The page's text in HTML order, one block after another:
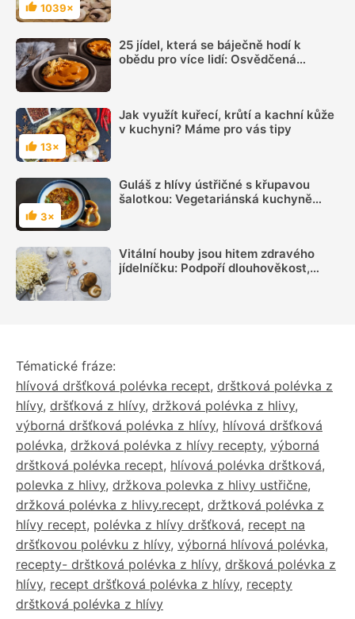
Hodnocení
1039×
25 jídel, která se báječně hodí k
obědu pro více lidí: Osvědčená
Hodnocení
13×
Jak využít kuřecí, krůtí a kachní kůže
v kuchyni? Máme pro vás tipy
Hodnocení
3×
Guláš z hlívy ústřičné s křupavou
šalotkou: Vegetariánská kuchyně
Vitální houby jsou hitem zdravého
jídelníčku: Podpoří dlouhověkost,
Tématické fráze:
hlívová dršťková polévka recept, drštková polévka z
hlívy, dršťková z hlívy, držková polévka z hlivy,
výborná dršťková polévka z hlívy, hlívová dršťková
polévka, držková polévka z hlívy recepty, výborná
drštková polévka recept, hlívová polévka drštková,
polevka z hlivy, držkova polevka z hlivy ustřične,
držková polévka z hlivy.recept, držtková polévka z
hlívy recept, polévka z hlívy dršťková, recept na
dršťkovou polévku z hlívy, výborná hlívová polévka,
recepty- drštková polévka z hlívy, dršková polévka z
hlívy, recept dršťková polévka z hlívy, recepty
drštková polévka z hlívy